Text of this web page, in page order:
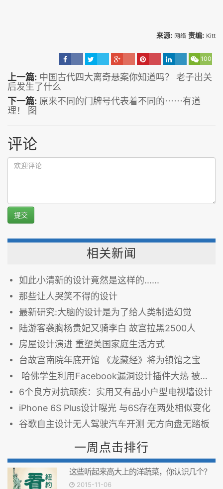
来源: 网络 责编: Kitt
100
上一篇: 中国古代四大离奇悬案你知道吗？ 老子出关
后发生了什么
下一篇: 原来不同的门牌号代表着不同的⋯⋯有道
理！ 图
评论
提交
相关新闻
如此小清新的设计竟然是这样的......
那些让人哭笑不得的设计
最新研究:大脑的设计是为了给人类制造幻觉
陆游客袭胸杨贵妃又骑李白 故宫拉黑2500人
房屋设计演进 重塑美国家庭生活方式
台故宫南院年底开馆 《龙藏经》将为镇馆之宝
哈佛学生利用Facebook漏洞设计插件大热 被取消实习资格
6个良方对抗顽疾：实用又有品小户型电视墙设计
iPhone 6S Plus设计曝光 与6S存在两处相似变化
谷歌自主设计无人驾驶汽车开测 无方向盘无踏板
一周点击排行
这些听起来高大上的洋蔬菜，你认识几个？
2015-11-06